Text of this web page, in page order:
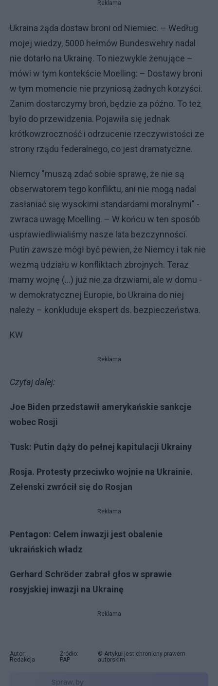
Reklama
Ukraina żąda dostaw broni od Niemiec. – Według
mojej wiedzy, 5000 hełmów Bundeswehry nadal
nie dotarło na Ukrainę. To niezwykle żenujące –
mówi w tym kontekście Moelling: – Dostawy broni
w tym momencie nie przyniosą żadnych korzyści.
Zanim dostarczymy broń, będzie za późno. To też
było do przewidzenia. Pojawiła się jednak
krótkowzroczność i odrzucenie rzeczywistości ze
strony rządu federalnego, co jest dramatyczne.
Niemcy "muszą zdać sobie sprawę, że nie są
obserwatorem tego konfliktu, ani nie mogą nadal
zasłaniać się wysokimi standardami moralnymi" -
zwraca uwagę Moelling. – W końcu w ten sposób
usprawiedliwialiśmy nasze lata bezczynności.
Putin zawsze mógł być pewien, że Niemcy i tak nie
wezmą udziału w konfliktach zbrojnych. Teraz
mamy wojnę (...) już nie za drzwiami, ale w domu -
w demokratycznej Europie, bo Ukraina do niej
należy – konkluduje ekspert ds. bezpieczeństwa.
KW
Reklama
Czytaj dalej:
Joe Biden przedstawił amerykańskie sankcje
wobec Rosji
Tusk: Putin dąży do pełnej kapitulacji Ukrainy
Rosja. Protesty przeciwko wojnie na Ukrainie.
Zełenski zwrócił się do Rosjan
Reklama
Pentagon: Celem inwazji jest obalenie
ukraińskich władz
Gerhard Schröder zabrał głos w sprawie
rosyjskiej inwazji na Ukrainę
Reklama
Autor:
Redakcja
Źródło:
PAP
© Artykuł jest chroniony prawem
autorskim.